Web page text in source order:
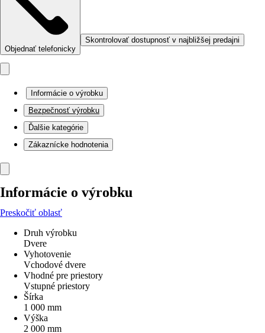
Objednať telefonicky
Skontrolovať dostupnosť v najbližšej predajni
Informácie o výrobku
Bezpečnosť výrobku
Ďalšie kategórie
Zákaznícke hodnotenia
Informácie o výrobku
Preskočiť oblasť
Druh výrobku
Dvere
Vyhotovenie
Vchodové dvere
Vhodné pre priestory
Vstupné priestory
Šírka
1 000 mm
Výška
2 000 mm